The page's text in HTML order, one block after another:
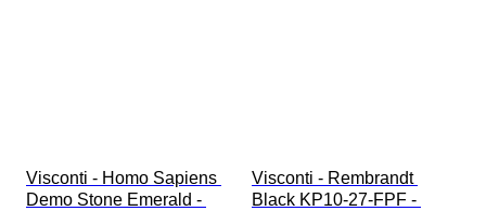
Visconti - Homo Sapiens
Demo Stone Emerald -
Visconti - Rembrandt
Black KP10-27-FPF -